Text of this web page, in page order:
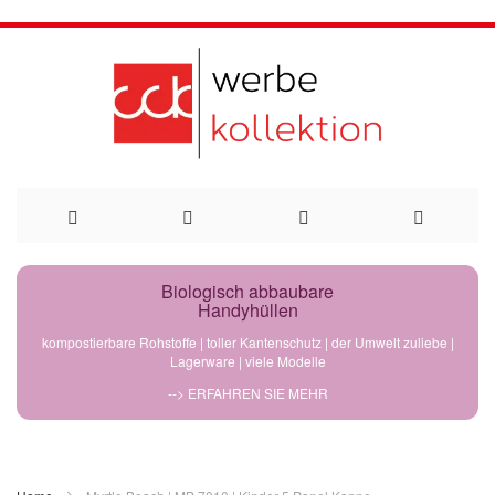
Direkt
Biologisch abbaubare
Handyhüllen
kompostierbare Rohstoffe | toller Kantenschutz | der Umwelt zuliebe |
Lagerware | viele Modelle
--> ERFAHREN SIE MEHR